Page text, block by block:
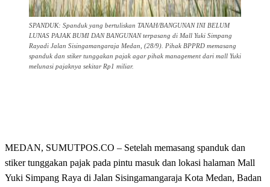
SPANDUK: Spanduk yang bertuliskan TANAH/BANGUNAN INI BELUM
LUNAS PAJAK BUMI DAN BANGUNAN terpasang di Mall Yuki Simpang
Rayadi Jalan Sisingamangaraja Medan, (28/9). Pihak BPPRD memasang
spanduk dan stiker tunggakan pajak agar pihak management dari mall Yuki
melunasi pajaknya sekitar Rp1 miliar.
MEDAN, SUMUTPOS.CO – Setelah memasang spanduk dan
stiker tunggakan pajak pada pintu masuk dan lokasi halaman Mall
Yuki Simpang Raya di Jalan Sisingamangaraja Kota Medan, Badan